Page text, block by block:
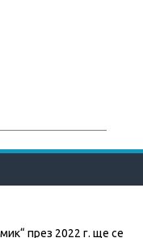
през 2022 г. ще се